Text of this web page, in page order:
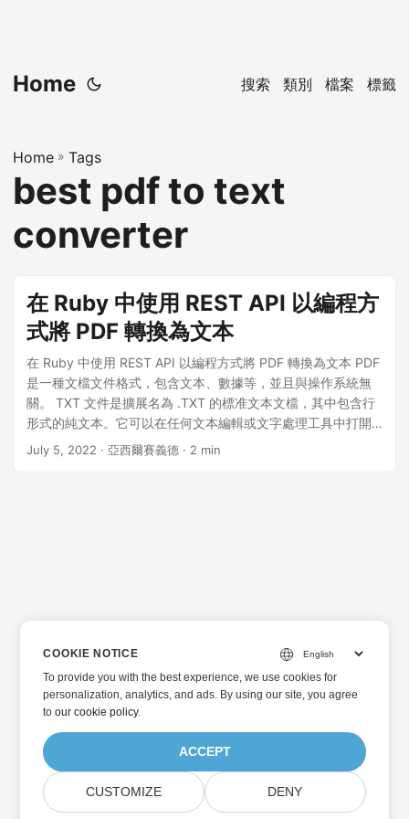
Home 搜索 類別 檔案 標籤
Home » Tags
best pdf to text
converter
在 Ruby 中使用 REST API 以編程方
式將 PDF 轉換為文本
在 Ruby 中使用 REST API 以編程方式將 PDF 轉換為文本 PDF
是一種文檔文件格式，包含文本、數據等，並且與操作系統無
關。 TXT 文件是擴展名為 .TXT 的標准文本文檔，其中包含行
形式的純文本。它可以在任何文本編輯或文字處理工具中打開
和編輯。在某些情況下，您可能需要以編程方式將 PDF 文檔轉
July 5, 2022 · 亞西爾賽義德 · 2 min
COOKIE NOTICE
To provide you with the best experience, we use cookies for
personalization, analytics, and ads. By using our site, you agree
toour cookie policy.
ACCEPT
CUSTOMIZE DENY